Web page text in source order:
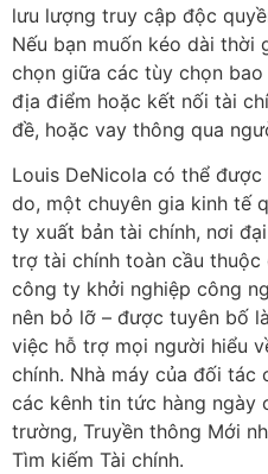
lưu lượng truy cập độc
Nếu bạn muốn kéo dài thời
chọn giữa các tùy chọn
địa điểm hoặc kết nối tài
đề, hoặc vay thông qua
Louis DeNicola có thể
do, một chuyên gia kinh tế
ty xuất bản tài chính, nơi
trợ tài chính toàn cầu thuộc
công ty khởi nghiệp công
nên bỏ lỡ – được tuyên bố
việc hỗ trợ mọi người hiểu
chính. Nhà máy của đối tác
các kênh tin tức hàng ngày
trường, Truyền thông Mới
Tìm kiếm Tài chính.